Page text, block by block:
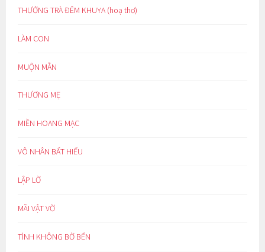
THƯỞNG TRÀ ĐÊM KHUYA (hoạ thơ)
LÀM CON
MUỘN MẰN
THƯƠNG MẸ
MIỀN HOANG MẠC
VÔ NHÂN BẤT HIẾU
LẬP LỜ
MÃI VẬT VỜ
TÌNH KHÔNG BỜ BẾN